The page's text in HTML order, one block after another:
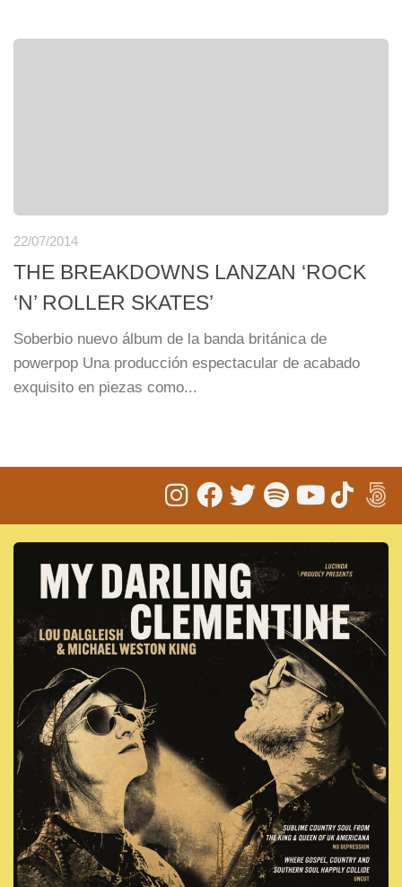
22/07/2014
THE BREAKDOWNS LANZAN ‘ROCK
‘N’ ROLLER SKATES’
Soberbio nuevo álbum de la banda británica de
powerpop Una producción espectacular de acabado
exquisito en piezas como...